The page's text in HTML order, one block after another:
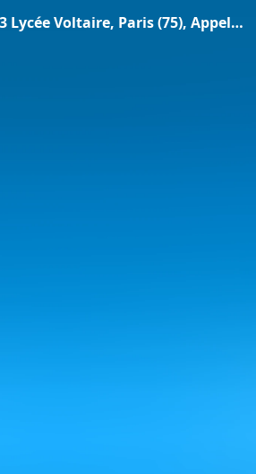
2022-09-23 Lycée Voltaire, Paris (75), Appel à la grève.pdf